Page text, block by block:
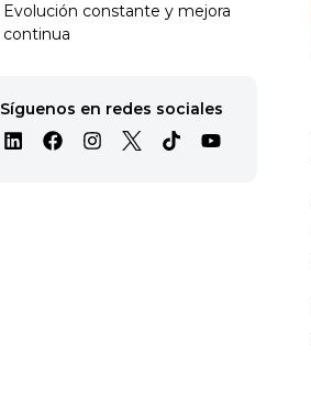
Evolución constante y mejora
continua
Síguenos en redes sociales